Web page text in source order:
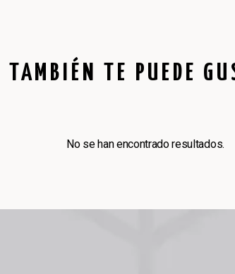
TAMBIÉN TE PUEDE
No se han encontrado resultados.